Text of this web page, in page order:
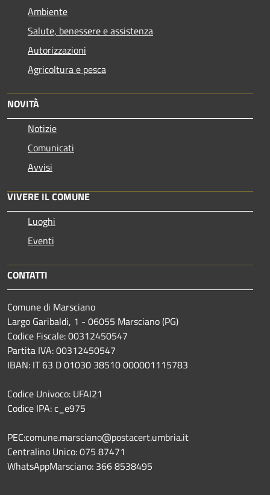
Ambiente
Salute, benessere e assistenza
Autorizzazioni
Agricoltura e pesca
NOVITÀ
Notizie
Comunicati
Avvisi
VIVERE IL COMUNE
Luoghi
Eventi
CONTATTI
Comune di Marsciano
Largo Garibaldi, 1 - 06055 Marsciano (PG)
Codice Fiscale: 00312450547
Partita IVA: 00312450547
IBAN: IT 63 D 01030 38510 000001115783
Codice Univoco: UFAI21
Codice IPA: c_e975
PEC:comune.marsciano@postacert.umbria.it
Centralino Unico: 075 87471
WhatsAppMarsciano: 366 8538495